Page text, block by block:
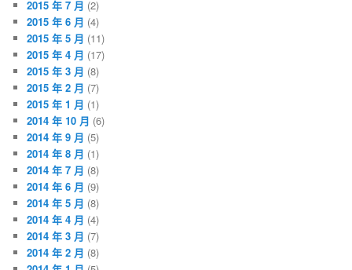
2015 年 7 月 (2)
2015 年 6 月 (4)
2015 年 5 月 (11)
2015 年 4 月 (17)
2015 年 3 月 (8)
2015 年 2 月 (7)
2015 年 1 月 (1)
2014 年 10 月 (6)
2014 年 9 月 (5)
2014 年 8 月 (1)
2014 年 7 月 (8)
2014 年 6 月 (9)
2014 年 5 月 (8)
2014 年 4 月 (4)
2014 年 3 月 (7)
2014 年 2 月 (8)